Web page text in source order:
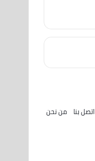
اتصل بنا من نحن